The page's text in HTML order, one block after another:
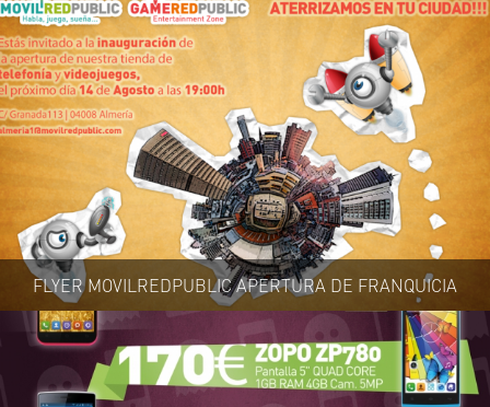
FLYER MOVILREDPUBLIC APERTURA DE FRANQUICIA